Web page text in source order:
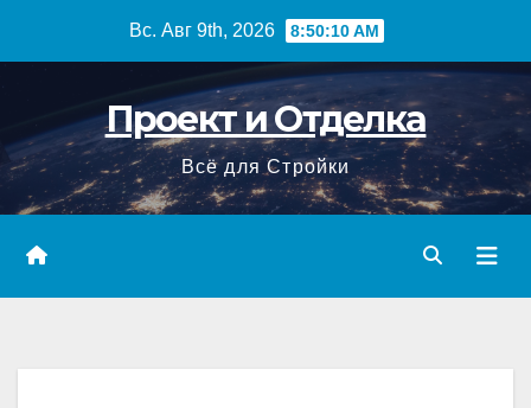
Вс. Авг 9th, 2026 8:50:11 AM
Проект и Отделка
Всё для Стройки